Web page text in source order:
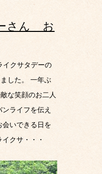
さん お
イクサタデーの
した。 一年ぶ
な笑顔のお二人
ライフを伝え
いできる日を
クサ・・・